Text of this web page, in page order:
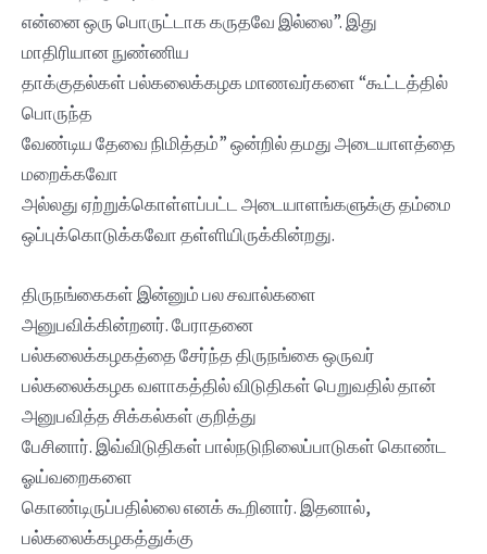
என்னை ஒரு பொருட்டாக கருதவே இல்லை”. இது
மாதிரியான நுண்ணிய
தாக்குதல்கள் பல்கலைக்கழக மாணவர்களை “கூட்டத்தில்
பொருந்த
வேண்டிய தேவை நிமித்தம்” ஒன்றில் தமது அடையாளத்தை
மறைக்கவோ
அல்லது ஏற்றுக்கொள்ளப்பட்ட அடையாளங்களுக்கு தம்மை
ஒப்புக்கொடுக்கவோ தள்ளியிருக்கின்றது.
திருநங்கைகள் இன்னும் பல சவால்களை
அனுபவிக்கின்றனர். பேராதனை
பல்கலைக்கழகத்தை சேர்ந்த திருநங்கை ஒருவர்
பல்கலைக்கழக வளாகத்தில் விடுதிகள் பெறுவதில் தான்
அனுபவித்த சிக்கல்கள் குறித்து
பேசினார். இவ்விடுதிகள் பால்நடுநிலைப்பாடுகள் கொண்ட
ஓய்வறைகளை
கொண்டிருப்பதில்லை எனக் கூறினார். இதனால்,
பல்கலைக்கழகத்துக்கு